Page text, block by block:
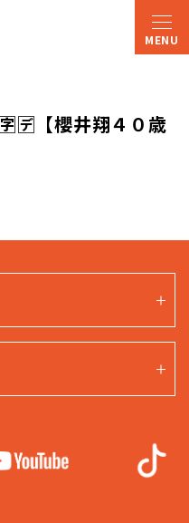
【櫻井翔４０歳